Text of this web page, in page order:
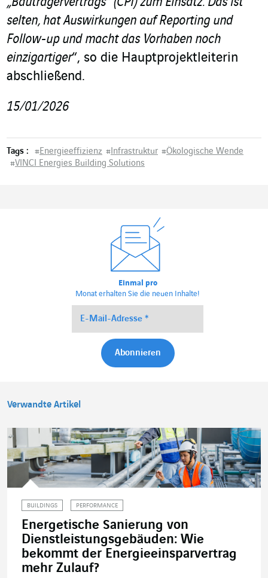
selten, hat Auswirkungen auf Reporting und
Follow-up und macht das Vorhaben noch
einzigartiger“, so die Hauptprojektleiterin
abschließend.
15/01/2026
Tags : #Energieeffizienz #Infrastruktur #Ökologische Wende
#VINCI Energies Building Solutions
Einmal pro
Monat erhalten Sie die neuen Inhalte!
Verwandte Artikel
BUILDINGS PERFORMANCE
Energetische Sanierung von
Dienstleistungsgebäuden: Wie
bekommt der Energieeinsparvertrag
mehr Zulauf?